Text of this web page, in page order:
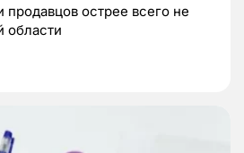
продавцов острее всего не
области